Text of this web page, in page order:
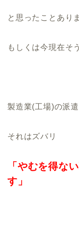
と思ったことあり
もしくは今現在そ
製造業(工場)の派
それはズバリ
「やむを得な
す」